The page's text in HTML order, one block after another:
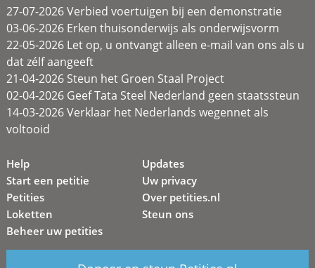
27-07-2026 Verbied voertuigen bij een demonstratie
03-06-2026 Erken thuisonderwijs als onderwijsvorm
22-05-2026 Let op, u ontvangt alleen e-mail van ons als u
dat zélf aangeeft
21-04-2026 Steun het Groen Staal Project
02-04-2026 Geef Tata Steel Nederland geen staatssteun
14-03-2026 Verklaar het Nederlands wegennet als
voltooid
Help
Start een petitie
Petities
Loketten
Beheer uw petities
Updates
Uw privacy
Over petities.nl
Steun ons